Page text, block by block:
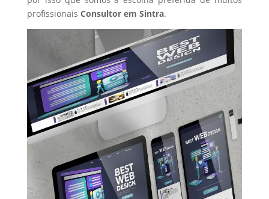
profissionais Consultorem Sintra.